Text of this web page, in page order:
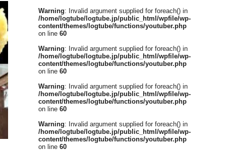
Warning: Invalid argument supplied for foreach() in
/home/logtube/logtube.jp/public_html/wpfile/wp-
content/themes/logtube/functions/youtuber.php
on line 60
Warning: Invalid argument supplied for foreach() in
/home/logtube/logtube.jp/public_html/wpfile/wp-
content/themes/logtube/functions/youtuber.php
on line 60
Warning: Invalid argument supplied for foreach() in
/home/logtube/logtube.jp/public_html/wpfile/wp-
content/themes/logtube/functions/youtuber.php
on line 60
Warning: Invalid argument supplied for foreach() in
/home/logtube/logtube.jp/public_html/wpfile/wp-
content/themes/logtube/functions/youtuber.php
on line 60